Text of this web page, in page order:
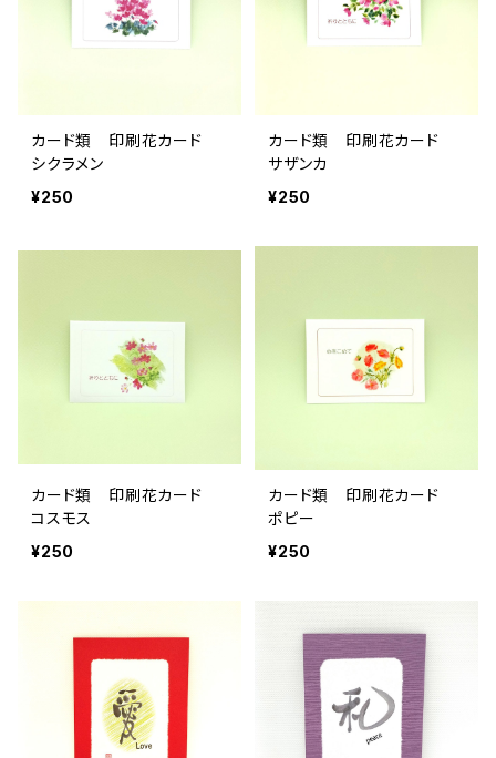
カード類 印刷花カード
シクラメン
¥250
カード類 印刷花カード
サザンカ
¥250
カード類 印刷花カード
コスモス
¥250
カード類 印刷花カード
ポピー
¥250